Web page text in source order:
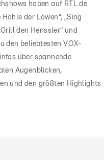
haben auf RTL.de
der Löwen“, „Sing
den Henssler“ und
den beliebtesten VOX-
über spannende
Augenblicken,
und den größten Highlights